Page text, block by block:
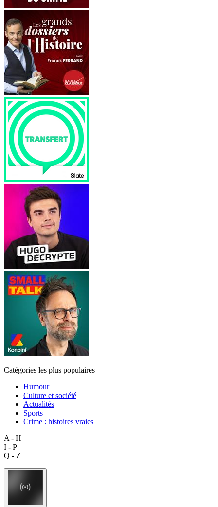
Catégories les plus populaires
Humour
Culture et société
Actualités
Sports
Crime : histoires vraies
A - H
I - P
Q - Z